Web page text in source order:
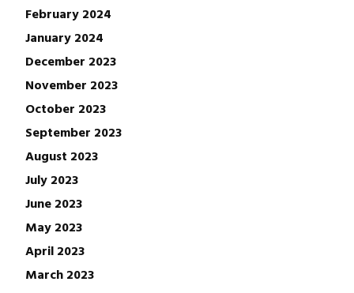
February 2024
January 2024
December 2023
November 2023
October 2023
September 2023
August 2023
July 2023
June 2023
May 2023
April 2023
March 2023